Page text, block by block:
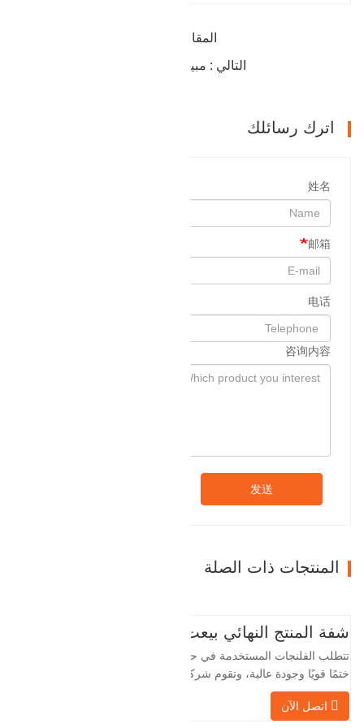
المقالة السابقة : يبيع شفة العنق العالية
التالي : مبيعات مقاعد طاقة الرياح المشتركة
اترك رسائلك
姓名
邮箱
电话
咨询内容
发送
المنتجات ذات الصلة
شفة المنتج النهائي بيعت
تتطلب الفلنجات المستخدمة في حقول النفط
الخاصة بنا بمعالجة الفلنجات في حقول النفط
لسنوات عديدة وتقوم بتصديرها بشكل غير
اتصل الآن